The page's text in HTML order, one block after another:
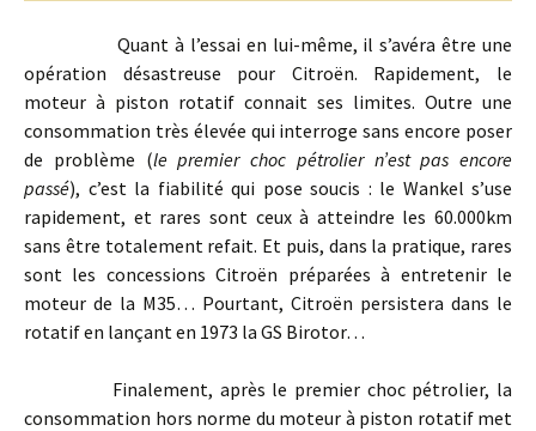
Quant à l’essai en lui-même, il s’avéra être une
opération désastreuse pour Citroën. Rapidement, le
moteur à piston rotatif connait ses limites. Outre une
consommation très élevée qui interroge sans encore poser
de problème (le premier choc pétrolier n’est pas encore
passé), c’est la fiabilité qui pose soucis : le Wankel s’use
rapidement, et rares sont ceux à atteindre les 60.000km
sans être totalement refait. Et puis, dans la pratique, rares
sont les concessions Citroën préparées à entretenir le
moteur de la M35… Pourtant, Citroën persistera dans le
rotatif en lançant en 1973 la GS Birotor…
Finalement, après le premier choc pétrolier, la
consommation hors norme du moteur à piston rotatif met